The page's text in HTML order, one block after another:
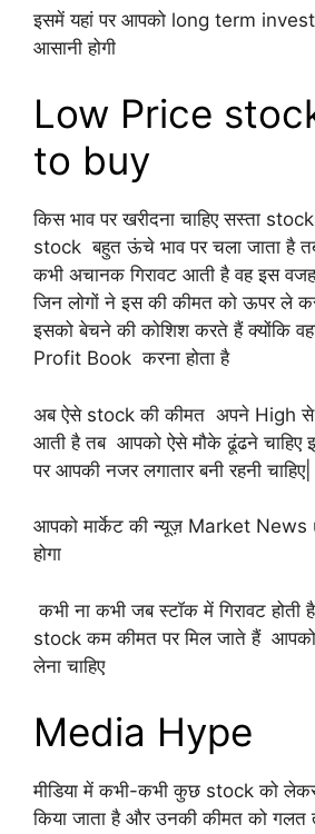
इसमें यहां पर आपको long term
आसानी होगी
Low Price
to buy
किस भाव पर खरीदना चाहिए सस्ता
stock बहुत ऊंचे भाव पर चला जाता है
कभी अचानक गिरावट आती है वह इस
जिन लोगों ने इस की कीमत को ऊपर ले
इसको बेचने की कोशिश करते हैं क्योंकि
Profit Book करना होता है
अब ऐसे stock की कीमत अपने High से
आती है तब आपको ऐसे मौके ढूंढने चाहिए
पर आपकी नजर लगातार बनी रहनी चाहिए|
आपको मार्केट की न्यूज़ Market
होगा
कभी ना कभी जब स्टॉक में गिरावट
stock कम कीमत पर मिल जाते हैं
लेना चाहिए
Media Hype
मीडिया में कभी-कभी कुछ stock को
किया जाता है और उनकी कीमत को गलत